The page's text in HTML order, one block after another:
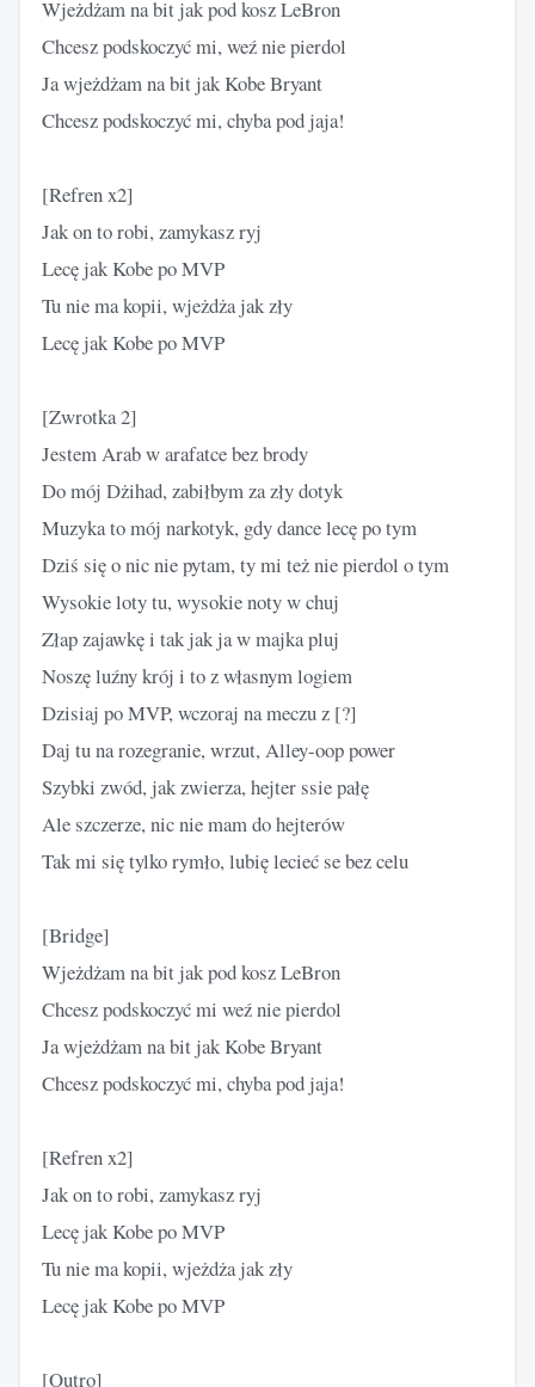
Wjeżdżam na bit jak pod kosz LeBron
Chcesz podskoczyć mi, weź nie pierdol
Ja wjeżdżam na bit jak Kobe Bryant
Chcesz podskoczyć mi, chyba pod jaja!
[Refren x2]
Jak on to robi, zamykasz ryj
Lecę jak Kobe po MVP
Tu nie ma kopii, wjeżdża jak zły
Lecę jak Kobe po MVP
[Zwrotka 2]
Jestem Arab w arafatce bez brody
Do mój Dżihad, zabiłbym za zły dotyk
Muzyka to mój narkotyk, gdy dance lecę po tym
Dziś się o nic nie pytam, ty mi też nie pierdol o tym
Wysokie loty tu, wysokie noty w chuj
Złap zajawkę i tak jak ja w majka pluj
Noszę luźny krój i to z własnym logiem
Dzisiaj po MVP, wczoraj na meczu z [?]
Daj tu na rozegranie, wrzut, Alley-oop power
Szybki zwód, jak zwierza, hejter ssie pałę
Ale szczerze, nic nie mam do hejterów
Tak mi się tylko rymło, lubię lecieć se bez celu
[Bridge]
Wjeżdżam na bit jak pod kosz LeBron
Chcesz podskoczyć mi weź nie pierdol
Ja wjeżdżam na bit jak Kobe Bryant
Chcesz podskoczyć mi, chyba pod jaja!
[Refren x2]
Jak on to robi, zamykasz ryj
Lecę jak Kobe po MVP
Tu nie ma kopii, wjeżdża jak zły
Lecę jak Kobe po MVP
[Outro]